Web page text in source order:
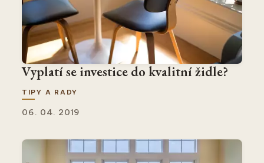
Vyplatí se investice do kvalitní židle?
TIPY A RADY
06. 04. 2019